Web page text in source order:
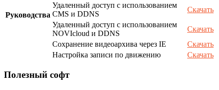
Руководства
Удаленный доступ с использованием
CMS и DDNS
Скачать
Удаленный доступ с использованием
NOVIcloud и DDNS
Скачать
Сохранение видеоархива через IE
Скачать
Настройка записи по движению
Скачать
Полезный софт